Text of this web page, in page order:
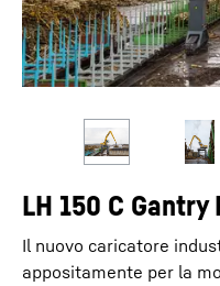
LH 150 C
Il nuovo caricatore
appositamente per la